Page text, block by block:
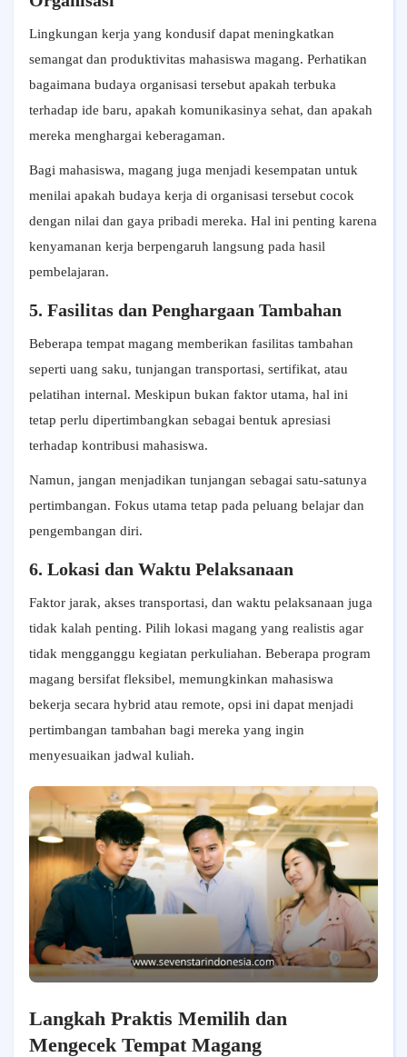
Lingkungan kerja yang kondusif dapat meningkatkan
semangat dan produktivitas mahasiswa magang. Perhatikan
bagaimana budaya organisasi tersebut apakah terbuka
terhadap ide baru, apakah komunikasinya sehat, dan apakah
mereka menghargai keberagaman.
Bagi mahasiswa, magang juga menjadi kesempatan untuk
menilai apakah budaya kerja di organisasi tersebut cocok
dengan nilai dan gaya pribadi mereka. Hal ini penting karena
kenyamanan kerja berpengaruh langsung pada hasil
pembelajaran.
5. Fasilitas dan Penghargaan Tambahan
Beberapa tempat magang memberikan fasilitas tambahan
seperti uang saku, tunjangan transportasi, sertifikat, atau
pelatihan internal. Meskipun bukan faktor utama, hal ini
tetap perlu dipertimbangkan sebagai bentuk apresiasi
terhadap kontribusi mahasiswa.
Namun, jangan menjadikan tunjangan sebagai satu-satunya
pertimbangan. Fokus utama tetap pada peluang belajar dan
pengembangan diri.
6. Lokasi dan Waktu Pelaksanaan
Faktor jarak, akses transportasi, dan waktu pelaksanaan juga
tidak kalah penting. Pilih lokasi magang yang realistis agar
tidak mengganggu kegiatan perkuliahan. Beberapa program
magang bersifat fleksibel, memungkinkan mahasiswa
bekerja secara hybrid atau remote, opsi ini dapat menjadi
pertimbangan tambahan bagi mereka yang ingin
menyesuaikan jadwal kuliah.
Langkah Praktis Memilih dan
Mengecek Tempat Magang